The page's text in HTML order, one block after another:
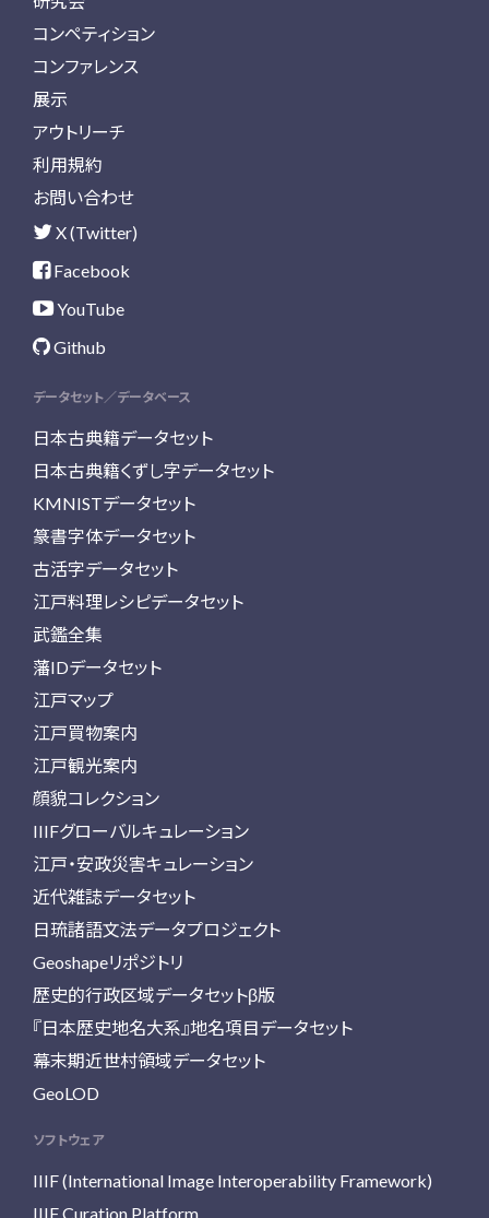
コンペティション
コンファレンス
展示
アウトリーチ
利用規約
お問い合わせ
X (Twitter)
Facebook
YouTube
Github
データセット／データベース
日本古典籍データセット
日本古典籍くずし字データセット
KMNISTデータセット
篆書字体データセット
古活字データセット
江戸料理レシピデータセット
武鑑全集
藩IDデータセット
江戸マップ
江戸買物案内
江戸観光案内
顔貌コレクション
IIIFグローバルキュレーション
江戸・安政災害キュレーション
近代雑誌データセット
日琉諸語文法データプロジェクト
Geoshapeリポジトリ
歴史的行政区域データセットβ版
『日本歴史地名大系』地名項目データセット
幕末期近世村領域データセット
GeoLOD
ソフトウェア
IIIF (International Image Interoperability Framework)
IIIF Curation Platform